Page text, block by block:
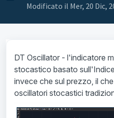
Modificato il Mer, 20 Dic,
DT Oscillator - l'indicatore
stocastico basato
invece che sul prezzo, il
oscillatori stocastici